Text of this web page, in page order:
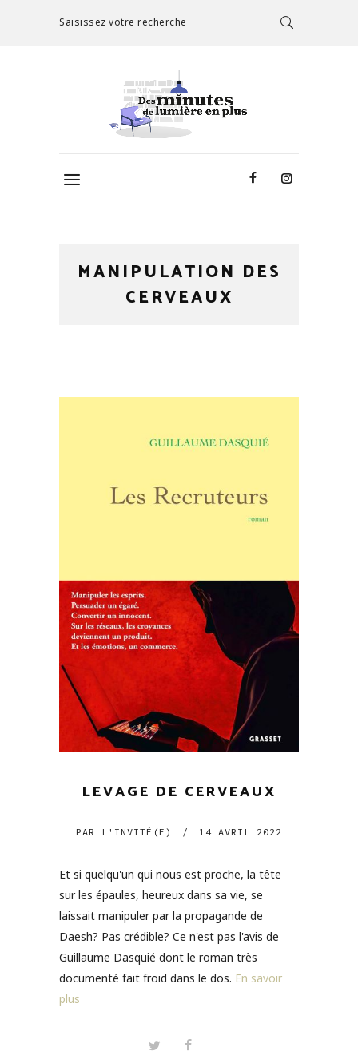
Saisissez votre recherche
MANIPULATION DES
CERVEAUX
LEVAGE DE CERVEAUX
PAR L'INVITÉ(E) / 14 AVRIL 2022
Et si quelqu'un qui nous est proche, la tête
sur les épaules, heureux dans sa vie, se
laissait manipuler par la propagande de
Daesh? Pas crédible? Ce n'est pas l'avis de
Guillaume Dasquié dont le roman très
documenté fait froid dans le dos. En savoir
plus